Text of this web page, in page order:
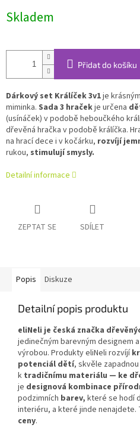
cena:
Skladem
Přidat do košíku
Dárkový set Králíček 3v1je
miminka. Sada 3 hračekje určena
(usínáček) v podobě heboučkého
dřevěná hračka v podobě králíčka.
na hrací dece i v kočárku, rozvíjí
rukou, stimulují smysly.
Detailní informace
ZEPTAT SE SDÍLET
Popis Diskuze
Detailní popis produktu
eliNeli je česká značka
jedinečným barevným designem
výrobou. Produkty eliNeli rozvíjí
potenciál dětí, skvěle
k tradičnímu materiálu — ke
je designová kombinace
podzimních barev, které se hodí
interiéru, a které jinde nenajdete.
ceny.